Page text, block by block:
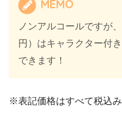
MEMO
ノンアルコールですが
円）はキャラクター付
できます！
※表記価格はすべて税込み